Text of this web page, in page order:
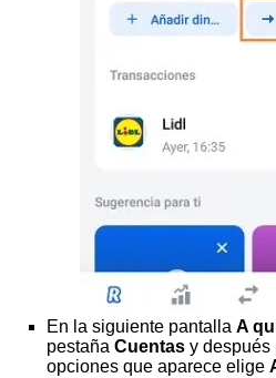
En la siguiente pantallaA
pestañaCuentas y después
opciones que aparece elige